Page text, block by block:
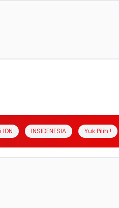
INSIDENESIA Yuk Pilih !